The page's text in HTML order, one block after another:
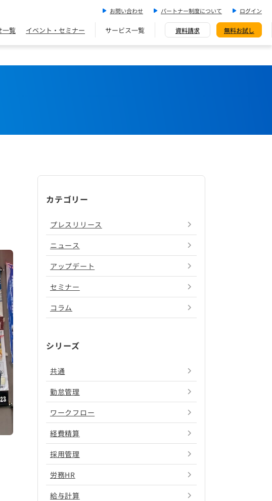
お問い合わせ パートナー制度について ログイン
一覧 イベント・セミナー サービス一覧 資料請求 無料お試し
カテゴリー
プレスリリース
ニュース
アップデート
セミナー
コラム
シリーズ
共通
勤怠管理
ワークフロー
経費精算
採用管理
労務HR
給与計算